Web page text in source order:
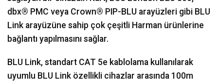
dbx® PMC veya Crown® PIP-BLU arayüzleri gibi BLU
Link arayüzüne sahip çok çeşitli Harman ürünlerine
bağlantı yapılmasını sağlar.
BLU Link, standart CAT 5e kablolama kullanılarak
uyumlu BLU Link özellikli cihazlar arasında 100m